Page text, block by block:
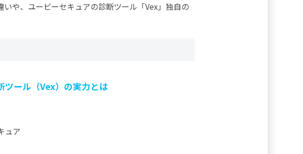
や、ユービーセキュアの診断ツール「Vex」独自の
ツール（Vex）の実力とは
ュア